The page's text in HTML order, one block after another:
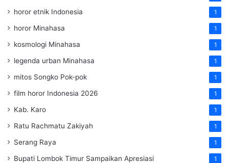
horor etnik Indonesia 1
horor Minahasa 1
kosmologi Minahasa 1
legenda urban Minahasa 1
mitos Songko Pok-pok 1
film horor Indonesia 2026 1
Kab. Karo 1
Ratu Rachmatu Zakiyah 1
Serang Raya 1
Bupati Lombok Timur Sampaikan Apresiasi 1